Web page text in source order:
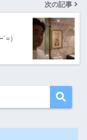
次の記事
）